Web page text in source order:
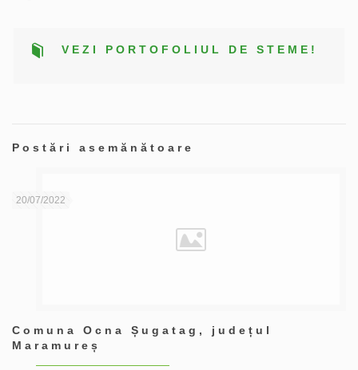
VEZI PORTOFOLIUL DE STEME!
Postări asemănătoare
20/07/2022
Comuna Ocna Șugatag, județul
Maramureș